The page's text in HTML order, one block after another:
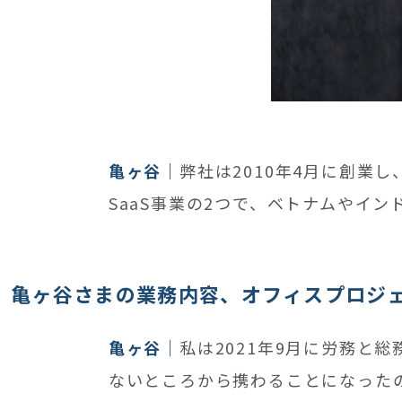
亀ヶ谷
弊社は2010年4月に創業し
SaaS事業の2つで、ベトナムやイン
亀ヶ谷さまの業務内容、オフィスプロジ
亀ヶ谷
私は2021年9月に労務と総
ないところから携わることになっ